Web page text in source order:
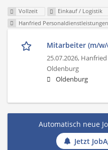
Vollzeit Einkauf / Logistik
Hanfried
Mitarbeiter (m/
25.07.2026,
Oldenburg
Oldenburg
Automatisch neue
Jetzt